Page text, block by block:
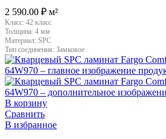
2 590.00 ₽ м²
Класс: 42 класс
Толщина: 4 мм
Материал: SPC
Тип соединения: Замковое
В корзину
Сравнить
В избранное